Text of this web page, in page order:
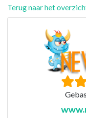
Terug naar het